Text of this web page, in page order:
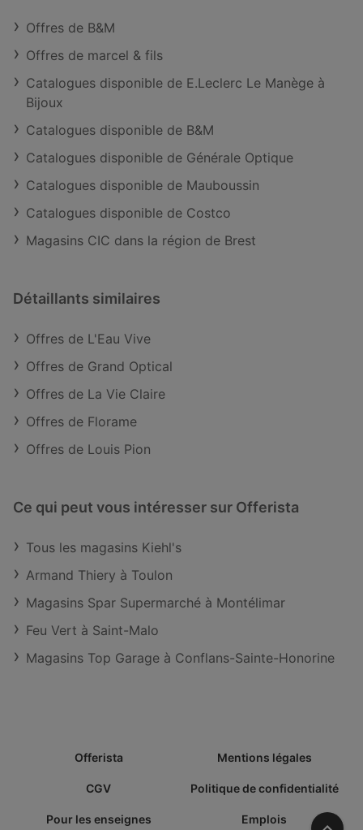
Offres de B&M
Offres de marcel & fils
Catalogues disponible de E.Leclerc Le Manège à
Bijoux
Catalogues disponible de B&M
Catalogues disponible de Générale Optique
Catalogues disponible de Mauboussin
Catalogues disponible de Costco
Magasins CIC dans la région de Brest
Détaillants similaires
Offres de L'Eau Vive
Offres de Grand Optical
Offres de La Vie Claire
Offres de Florame
Offres de Louis Pion
Ce qui peut vous intéresser sur Offerista
Tous les magasins Kiehl's
Armand Thiery à Toulon
Magasins Spar Supermarché à Montélimar
Feu Vert à Saint-Malo
Magasins Top Garage à Conflans-Sainte-Honorine
Offerista Mentions légales
CGV Politique de confidentialité
Pour les enseignes Emplois Vers